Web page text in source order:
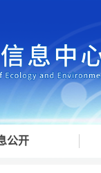
公开